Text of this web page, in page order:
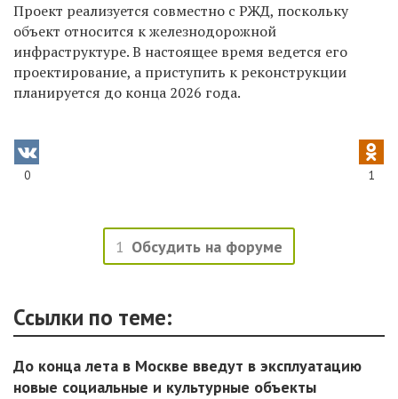
Проект реализуется совместно с РЖД, поскольку
объект относится к железнодорожной
инфраструктуре. В настоящее время ведется его
проектирование, а приступить к реконструкции
планируется до конца 2026 года.
0 1
1 Обсудить на форуме
Ссылки по теме:
До конца лета в Москве введут в эксплуатацию
новые социальные и культурные объекты